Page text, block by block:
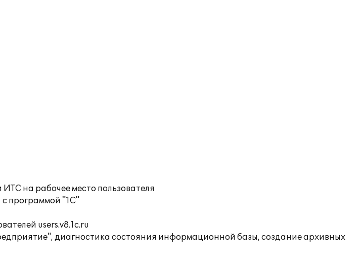
на рабочее место пользователя
с программой "1С"
users.v8.1c.ru
диагностика состояния информационной базы, создание архивных